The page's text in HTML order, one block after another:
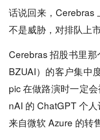
话说回来，Cerebras
不是威胁，对排队上
Cerebras 招股书里
BZUAI）的客户集中
pic 在做路演时一定
nAI 的 ChatGPT 个
来自微软 Azure 的转